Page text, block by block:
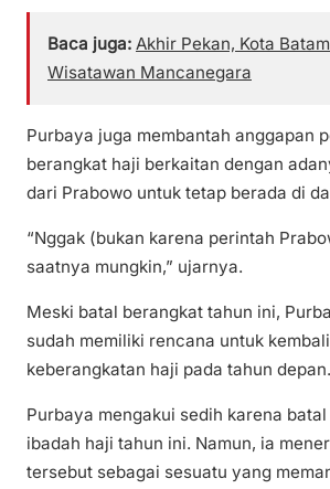
Baca juga: Akhir Pekan, Kota
Wisatawan Mancanegara
Purbaya juga membantah anggapan
berangkat haji berkaitan dengan
dari Prabowo untuk tetap berada di
“Nggak (bukan karena perintah
saatnya mungkin,” ujarnya.
Meski batal berangkat tahun ini,
sudah memiliki rencana untuk
keberangkatan haji pada tahun depan.
Purbaya mengakui sedih karena
ibadah haji tahun ini. Namun, ia
tersebut sebagai sesuatu yang